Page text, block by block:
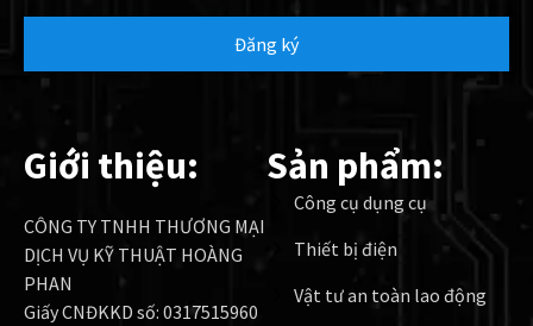
Đăng ký
Giới thiệu:
CÔNG TY TNHH THƯƠNG MẠI
DỊCH VỤ KỸ THUẬT HOÀNG
PHAN
Giấy CNĐKKD số: 0317515960
Sản phẩm:
Công cụ dụng cụ
Thiết bị điện
Vật tư an toàn lao động